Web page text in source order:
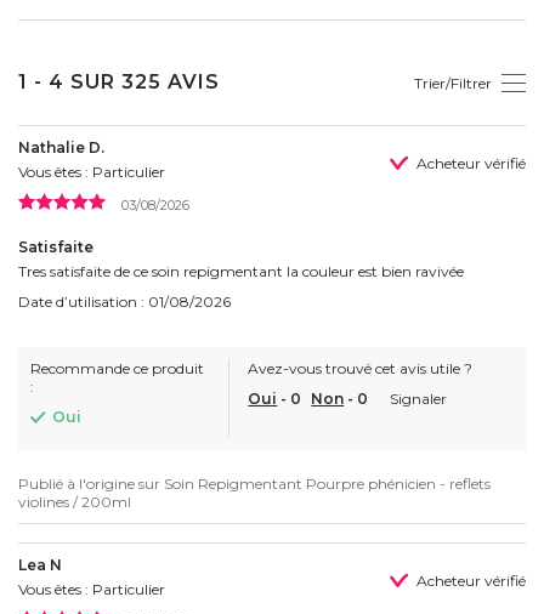
1 - 4 SUR 325 AVIS Trier/Filtrer
Nathalie D.
Vous êtes : Particulier
Acheteur vérifié
03/08/2026
Satisfaite
Tres satisfaite de ce soin repigmentant la couleur est bien ravivée
Date d’utilisation : 01/08/2026
Recommande ce produit
:
Oui
Avez-vous trouvé cet avis utile ?
Oui - 0 Non - 0 Signaler
Publié à l'origine sur Soin Repigmentant Pourpre phénicien - reflets
violines / 200ml
Lea N
Vous êtes : Particulier
Acheteur vérifié